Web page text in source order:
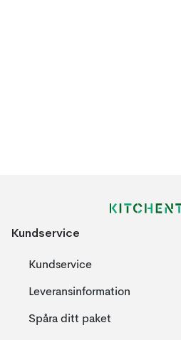
Kundservice
Kundservice
Leveransinformation
Spåra ditt paket